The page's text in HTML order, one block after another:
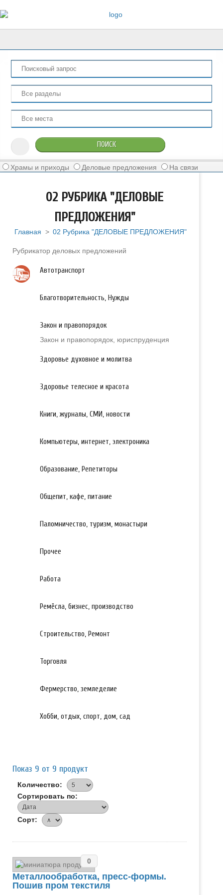
Храмы и приходы Деловые предложения На связи
02 РУБРИКА "ДЕЛОВЫЕ
ПРЕДЛОЖЕНИЯ"
Главная > 02 Рубрика "ДЕЛОВЫЕ ПРЕДЛОЖЕНИЯ"
Рубрикатор деловых предложений
Автотранспорт
Благотворительность, Нужды
Закон и правопорядок
Закон и правопорядок, юриспруденция
Здоровье духовное и молитва
Здоровье телесное и красота
Книги, журналы, СМИ, новости
Компьютеры, интернет, электроника
Образование, Репетиторы
Общепит, кафе, питание
Паломничество, туризм, монастыри
Прочее
Работа
Ремёсла, бизнес, производство
Строительство, Ремонт
Торговля
Фермерство, земледелие
Хобби, отдых, спорт, дом, сад
Показ 9 от 9 продукт
Количество:
Сортировать по:
Сорт:
0
Металлообработка, пресс-формы.
Пошив пром текстиля